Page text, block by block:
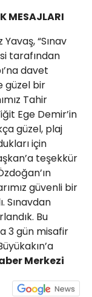
MESAJLARI
“Sınav
tarafından
davet
güzel bir
Tahir
Ege Demir’in
güzel, plaj
için
teşekkür
güvenli bir
Sınavdan
Bu
3 gün misafir
Merkezi